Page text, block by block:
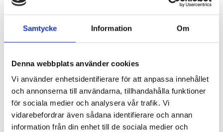
Samtycke Information Om
Denna webbplats använder cookies
Vi använder enhetsidentifierare för att anpassa innehållet
och annonserna till användarna, tillhandahålla funktioner
för sociala medier och analysera vår trafik. Vi
vidarebefordrar även sådana identifierare och annan
information från din enhet till de sociala medier och
SE FAKTA
Dokument
FRÅGELISTA